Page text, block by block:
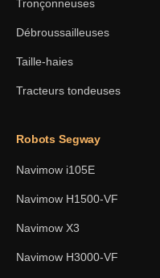
Tronçonneuses
Débroussailleuses
Taille-haies
Tracteurs tondeuses
Robots Segway
Navimow i105E
Navimow H1500-VF
Navimow X3
Navimow H3000-VF